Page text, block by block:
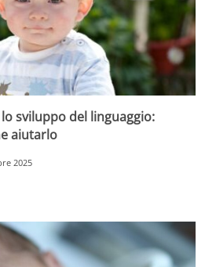
sviluppo del linguaggio:
aiutarlo
2025